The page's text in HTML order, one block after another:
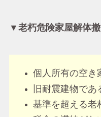
▼老朽危険家屋解体
個人所有の空き
旧耐震建物であ
基準を超える老